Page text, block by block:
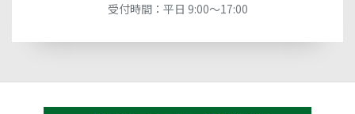
受付時間：平日 9:00～17:00